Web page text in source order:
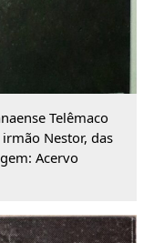
Telêmaco
Nestor, das
Acervo